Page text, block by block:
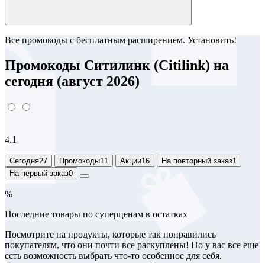
Все промокоды с бесплатным расширением. Установить!
Промокоды Ситилинк (Citilink) на
сегодня (август 2026)
4.1
Сегодня27 Промокоды11 Акции16 На повторный заказ1
На первый заказ0
%
Последние товары по суперценам в остатках
Посмотрите на продукты, которые так понравились
покупателям, что они почти все раскуплены! Но у вас все еще
есть возможность выбрать что-то особенное для себя.